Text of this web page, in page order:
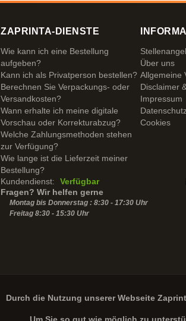
ZAPRINTA-DIENSTE
Wie kann ich eine Bestellung
aufgeben?
Kann ich als Privatperson bestellen?
Berechnen Sie Verpackungs- oder
Versandkosten?
Wann erhalte ich meine digitale
Vorschau oder Korrekturabzug?
Welche Zahlungsmethoden stehen
zur Verfügung?
Wie lange ist die Lieferzeit meiner
Bestellung?
Über uns
Allgemeine
Disclaimer
Impressum
Datenschutz
Cookies
Kundendienst:
Verfügbar
Fragen? Wir helfen gerne
Montag bis Donnerstag : 8:30 - 17:30 Uhr
Freitag 8:30 - 15:30 Uhr
Durch die Nutzung unserer Webseite